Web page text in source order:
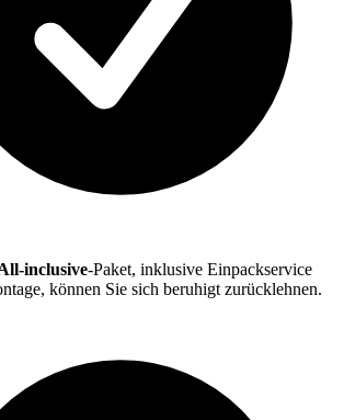
inclusive-Paket, inklusive Einpackservice
können Sie sich beruhigt zurücklehnen.